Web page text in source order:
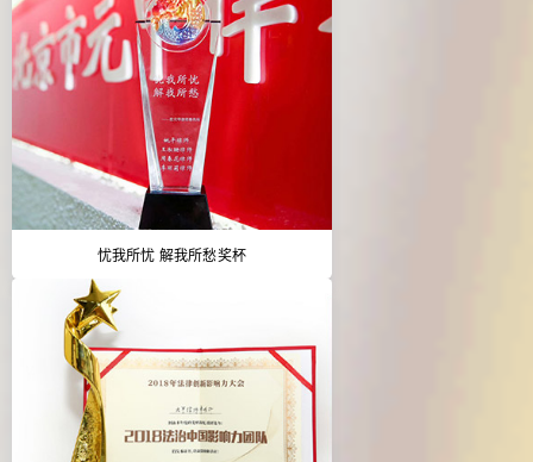
忧我所忧 解我所愁奖杯